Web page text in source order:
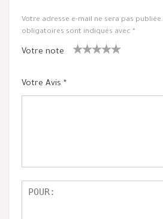
Votre adresse e-mail ne sera pas publiée.
obligatoires sont indiqués avec *
Votre note
oil
sur
Votre Avis *